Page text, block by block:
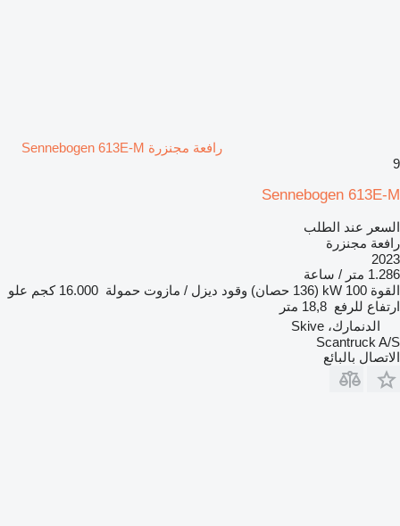
رافعة مجنزرة Sennebogen 613E-M
9
Sennebogen 613E-M
السعر عند الطلب
رافعة مجنزرة
2023
1.286 متر / ساعة
القوة 100 kW (136 حصان) وقود ديزل / مازوت حمولة 16.000 كجم
علو
ارتفاع للرفع 18,8 متر
الدنمارك، Skive
Scantruck A/S
الاتصال بالبائع